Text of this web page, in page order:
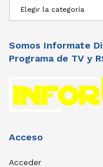
Somos Informate
Programa de TV y
Acceso
Acceder